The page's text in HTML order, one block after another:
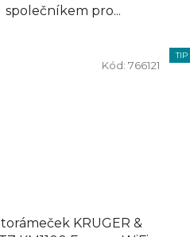
společníkem pro...
KRUGER &
Kód: 766121
TIP